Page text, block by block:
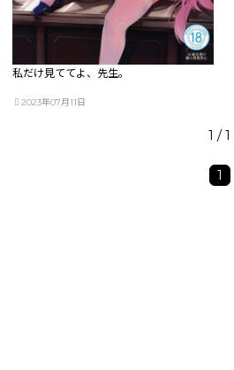
私だけ見ててよ、先生。
2023年07月11日
1 / 1
1